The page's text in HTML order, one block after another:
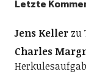
Letzte
Jens Kellerzu
Charles